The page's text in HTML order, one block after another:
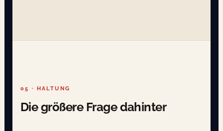
05 · HALTUNG
Die größere Frage dahinter